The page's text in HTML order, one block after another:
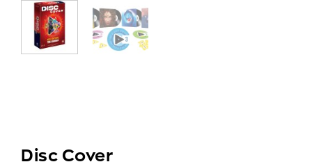
Disc Cover